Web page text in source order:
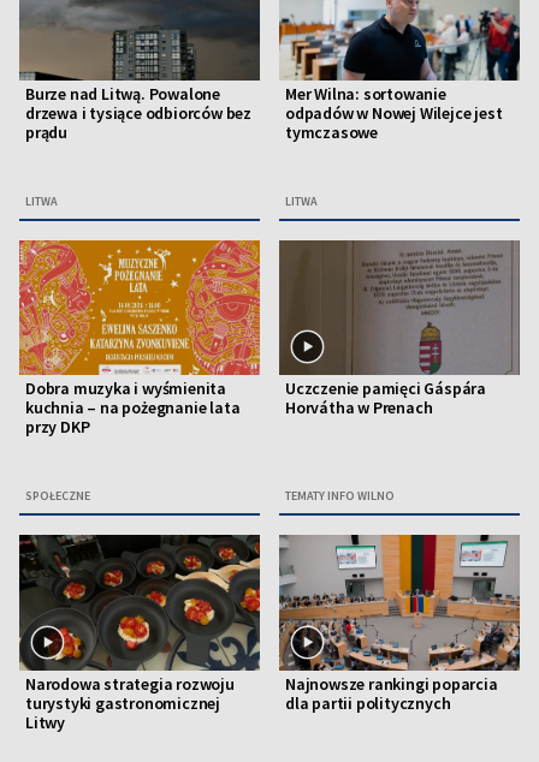
Burze nad Litwą. Powalone
drzewa i tysiące odbiorców bez
prądu
LITWA
Mer Wilna: sortowanie
odpadów w Nowej Wilejce jest
tymczasowe
LITWA
Dobra muzyka i wyśmienita
kuchnia – na pożegnanie lata
przy DKP
SPOŁECZNE
Uczczenie pamięci Gáspára
Horvátha w Prenach
TEMATY INFO WILNO
Narodowa strategia rozwoju
turystyki gastronomicznej
Litwy
Najnowsze rankingi poparcia
dla partii politycznych